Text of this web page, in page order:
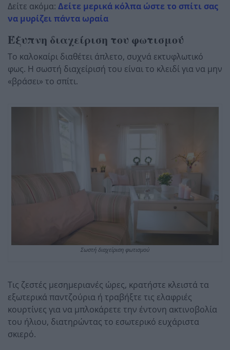
Δείτε ακόμα: Δείτε μερικά κόλπα ώστε το σπίτι σας
να μυρίζει πάντα ωραία
Έξυπνη διαχείριση του φωτισμού
Το καλοκαίρι διαθέτει άπλετο, συχνά εκτυφλωτικό
φως. Η σωστή διαχείρισή του είναι το κλειδί για να μην
«βράσει» το σπίτι.
Σωστή διαχείριση φωτισμού
Τις ζεστές μεσημεριανές ώρες, κρατήστε κλειστά τα
εξωτερικά παντζούρια ή τραβήξτε τις ελαφριές
κουρτίνες για να μπλοκάρετε την έντονη ακτινοβολία
του ήλιου, διατηρώντας το εσωτερικό ευχάριστα
σκιερό.